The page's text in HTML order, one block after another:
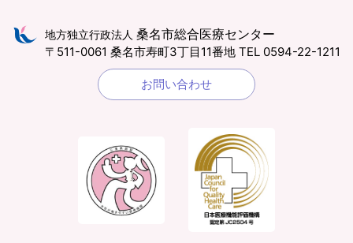
地方独立行政法人 桑名市総合医療センター
〒511-0061 桑名市寿町3丁目11番地 TEL 0594-22-1211
お問い合わせ